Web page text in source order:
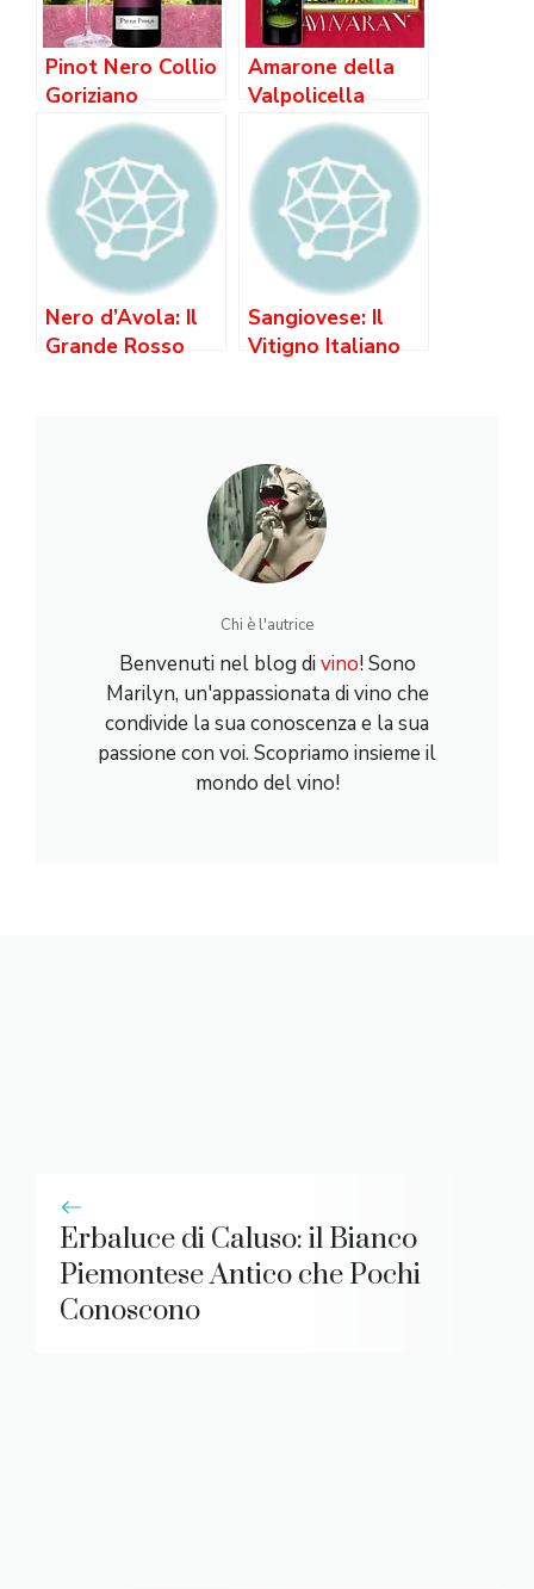
Pinot Nero Collio
Goriziano
Amarone della
Valpolicella
Classico Riserva
Nero d’Avola: Il
Grande Rosso
Sangiovese: Il
Vitigno Italiano
Chi è l'autrice
Benvenuti nel blog divino! Sono
Marilyn, un'appassionata di vino che
condivide la sua conoscenza e la sua
passione con voi. Scopriamo insieme il
mondo del vino!
Erbaluce di Caluso: il Bianco
Piemontese Antico che Pochi
Conoscono